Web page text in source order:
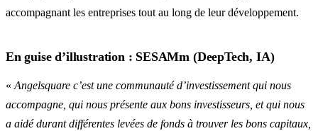
accompagnant les entreprises tout au long de leur développement.
En guise d’illustration : SESAMm (DeepTech, IA)
« Angelsquare c’est une communauté d’investissement qui nous
accompagne, qui nous présente aux bons investisseurs, et qui nous
a aidé durant différentes levées de fonds à trouver les bons capitaux,